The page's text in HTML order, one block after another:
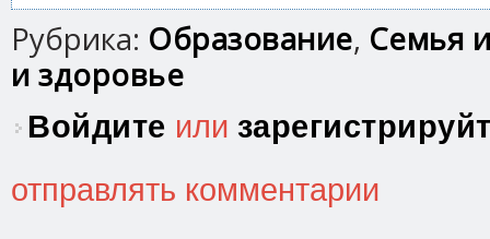
Рубрика: Образование, Семья
и здоровье
Войдите или
отправлять комментарии